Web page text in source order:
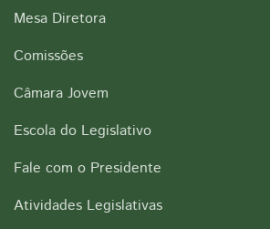
Mesa Diretora
Comissões
Câmara Jovem
Escola do Legislativo
Fale com o Presidente
Atividades Legislativas